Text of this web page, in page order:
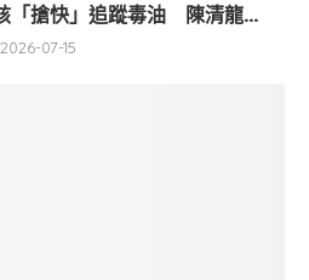
「搶快」追蹤毒油 陳清龍...
2026-07-15